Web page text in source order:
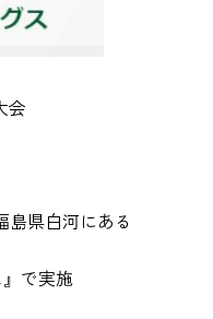
会
島県白河にある
で実施